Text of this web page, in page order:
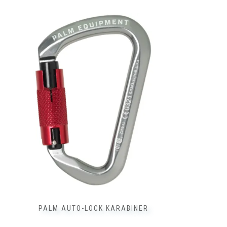
PALM AUTO-LOCK KARABINER